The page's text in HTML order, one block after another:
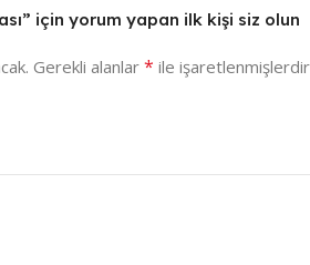
için yorum yapan ilk kişi siz olun
Gerekli alanlar * ile işaretlenmişlerdir